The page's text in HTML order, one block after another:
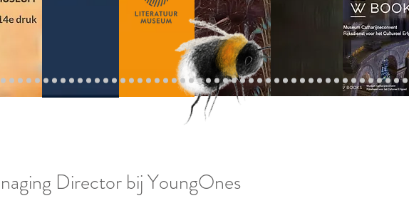
Director bij YoungOnes